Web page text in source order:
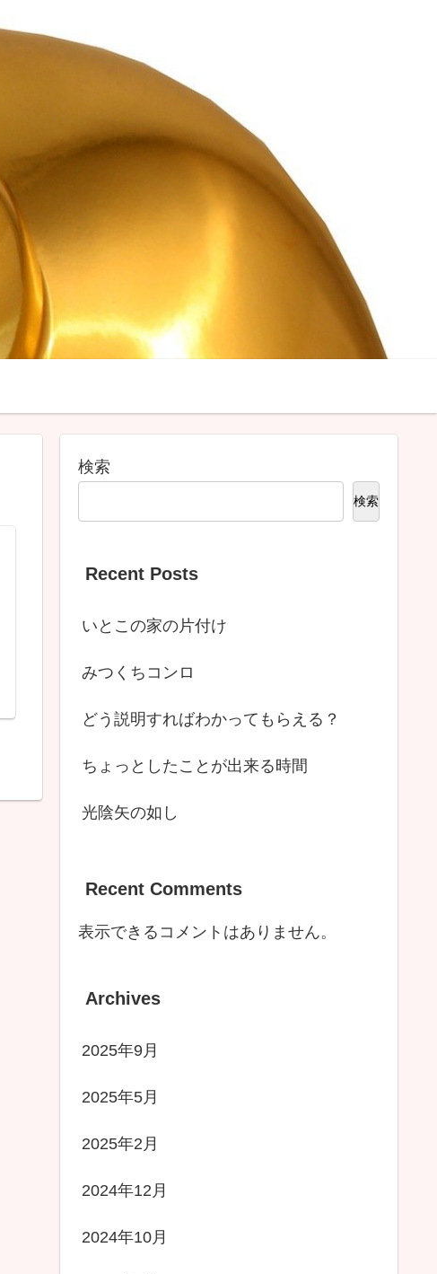
検索
検索
Recent Posts
いとこの家の片付け
みつくちコンロ
どう説明すればわかってもらえる？
ちょっとしたことが出来る時間
光陰矢の如し
Recent Comments
表示できるコメントはありません。
Archives
2025年9月
2025年5月
2025年2月
2024年12月
2024年10月